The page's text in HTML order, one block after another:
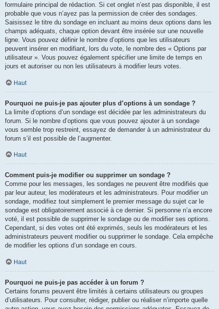
formulaire principal de rédaction. Si cet onglet n’est pas disponible, il est
probable que vous n’ayez pas la permission de créer des sondages.
Saisissez le titre du sondage en incluant au moins deux options dans les
champs adéquats, chaque option devant être insérée sur une nouvelle
ligne. Vous pouvez définir le nombre d’options que les utilisateurs
peuvent insérer en modifiant, lors du vote, le nombre des « Options par
utilisateur ». Vous pouvez également spécifier une limite de temps en
jours et autoriser ou non les utilisateurs à modifier leurs votes.
Haut
Pourquoi ne puis-je pas ajouter plus d’options à un sondage ?
La limite d’options d’un sondage est décidée par les administrateurs du
forum. Si le nombre d’options que vous pouvez ajouter à un sondage
vous semble trop restreint, essayez de demander à un administrateur du
forum s’il est possible de l’augmenter.
Haut
Comment puis-je modifier ou supprimer un sondage ?
Comme pour les messages, les sondages ne peuvent être modifiés que
par leur auteur, les modérateurs et les administrateurs. Pour modifier un
sondage, modifiez tout simplement le premier message du sujet car le
sondage est obligatoirement associé à ce dernier. Si personne n’a encore
voté, il est possible de supprimer le sondage ou de modifier ses options.
Cependant, si des votes ont été exprimés, seuls les modérateurs et les
administrateurs peuvent modifier ou supprimer le sondage. Cela empêche
de modifier les options d’un sondage en cours.
Haut
Pourquoi ne puis-je pas accéder à un forum ?
Certains forums peuvent être limités à certains utilisateurs ou groupes
d’utilisateurs. Pour consulter, rédiger, publier ou réaliser n’importe quelle